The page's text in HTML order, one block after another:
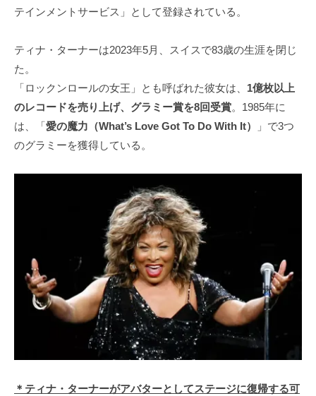
テインメントサービス」として登録されている。
ティナ・ターナーは2023年5月、スイスで83歳の生涯を閉じ
た。
「ロックンロールの女王」とも呼ばれた彼女は、 1億枚以上
のレコードを売り上げ、グラミー賞を8回受賞。1985年に
は、「愛の魔力（What’s Love Got To Do With It）
」で3つ
のグラミーを獲得している。
＊ティナ・ターナーがアバターとしてステージに復帰する可